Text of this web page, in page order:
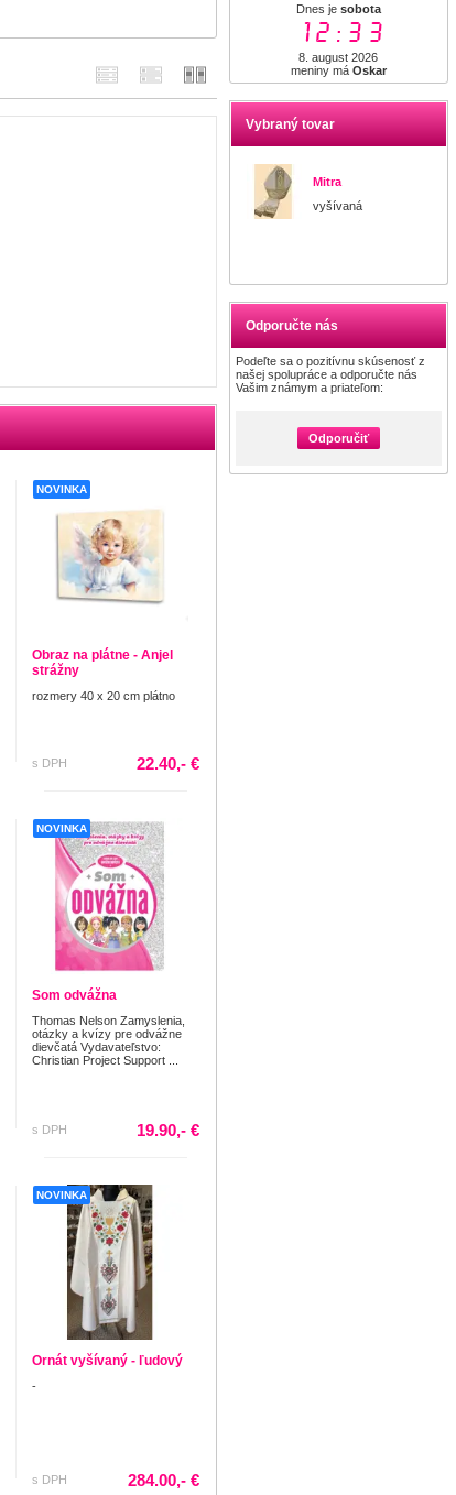
Dnes je sobota
12:33
8. august 2026
meniny má Oskar
Vybraný tovar
Mitra
vyšívaná
Odporučte nás
Podeľte sa o pozitívnu skúsenosť z
našej spolupráce a odporučte nás
Vašim známym a priateľom:
Odporučiť
NOVINKA
Obraz na plátne - Anjel
strážny
rozmery 40 x 20 cm plátno
s DPH 22.40,- €
NOVINKA
Som odvážna
Thomas Nelson Zamyslenia,
otázky a kvízy pre odvážne
dievčatá Vydavateľstvo:
Christian Project Support ...
s DPH 19.90,- €
NOVINKA
Ornát vyšívaný - ľudový
-
s DPH 284.00,- €